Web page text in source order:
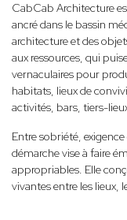
CabCab Architecture
ancré dans le bassin
architecture et des
aux ressources, qui
vernaculaires pour
habitats, lieux de
activités, bars, tiers-
Entre sobriété,
démarche vise à faire
appropriables. Elle
vivantes entre les lieux,